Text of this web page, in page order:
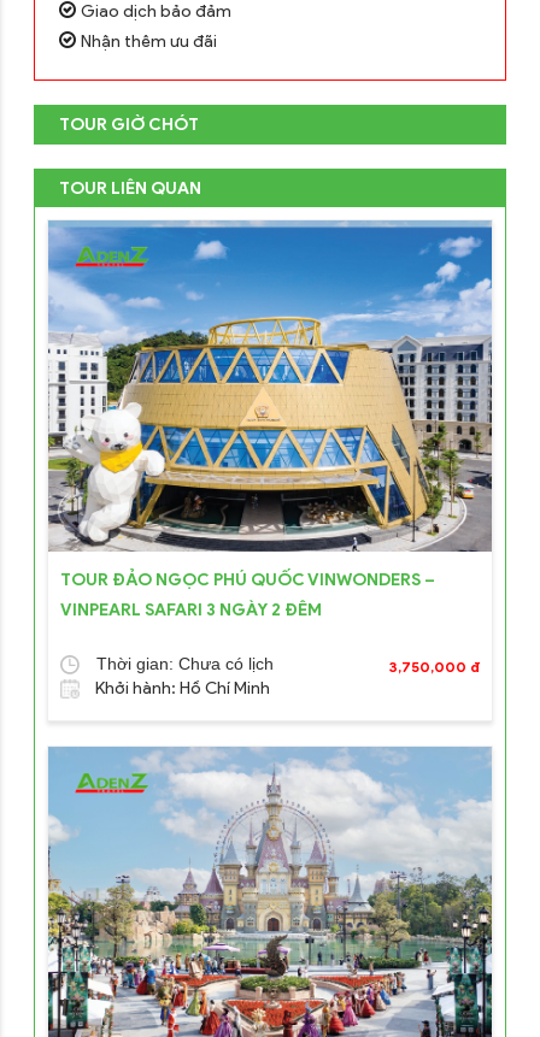
Giao dịch bảo đảm
Nhận thêm ưu đãi
TOUR GIỜ CHÓT
TOUR LIÊN QUAN
TOUR ĐẢO NGỌC PHÚ QUỐC VINWONDERS –
VINPEARL SAFARI 3 NGÀY 2 ĐÊM
Thời gian: Chưa có lịch
Khởi hành: Hồ Chí Minh
3,750,000 đ